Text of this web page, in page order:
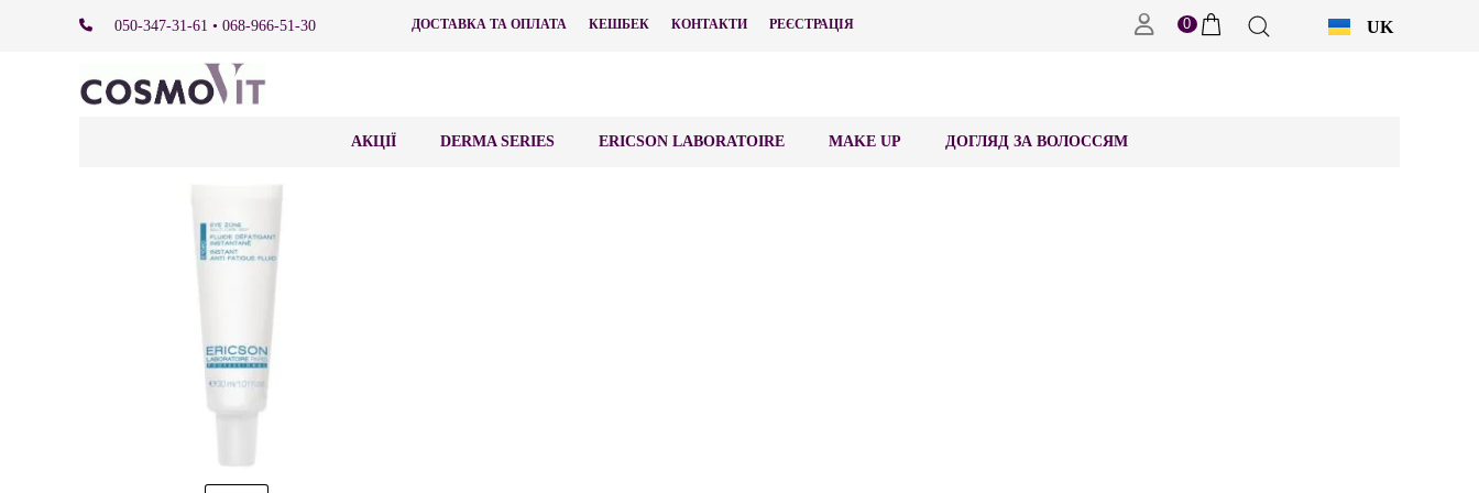
050-347-31-61 • 068-966-51-30 ДОСТАВКА ТА ОПЛАТА КЕШБЕК КОНТАКТИ РЕЄСТРАЦІЯ 0 UK
RU
АКЦІЇ DERMA SERIES ERICSON LABORATOIRE MAKE UP ДОГЛЯД ЗА ВОЛОССЯМ